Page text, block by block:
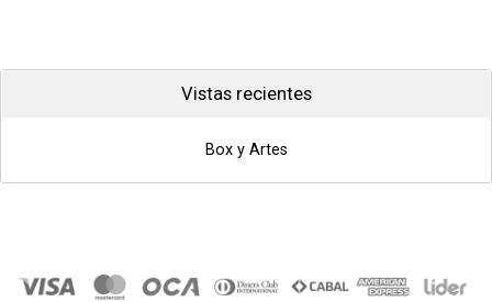
Vistas recientes
Box y Artes